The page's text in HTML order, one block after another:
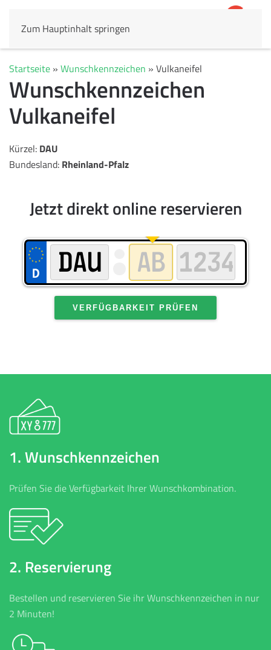
Zum Hauptinhalt springen
Startseite » Wunschkennzeichen » Vulkaneifel
Wunschkennzeichen
Vulkaneifel
Kürzel: DAU
Bundesland: Rheinland-Pfalz
Jetzt direkt online reservieren
VERFÜGBARKEIT PRÜFEN
1. Wunschkennzeichen
Prüfen Sie die Verfügbarkeit Ihrer Wunschkombination.
2. Reservierung
Bestellen und reservieren Sie ihr Wunschkennzeichen in nur
2 Minuten!